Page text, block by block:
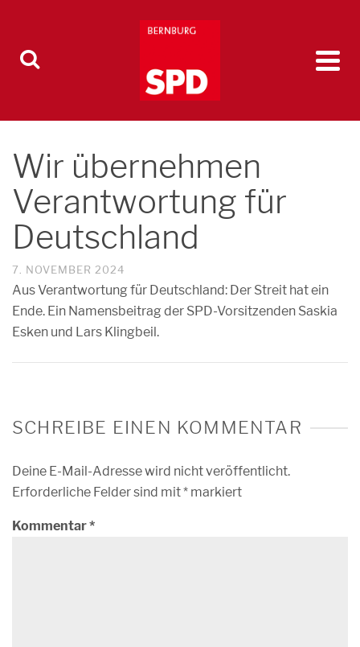
Wir übernehmen
Verantwortung für
Deutschland
7. NOVEMBER 2024
Aus Verantwortung für Deutschland: Der Streit hat ein
Ende. Ein Namensbeitrag der SPD-Vorsitzenden Saskia
Esken und Lars Klingbeil.
SCHREIBE EINEN KOMMENTAR
Deine E-Mail-Adresse wird nicht veröffentlicht.
Erforderliche Felder sind mit* markiert
Kommentar*